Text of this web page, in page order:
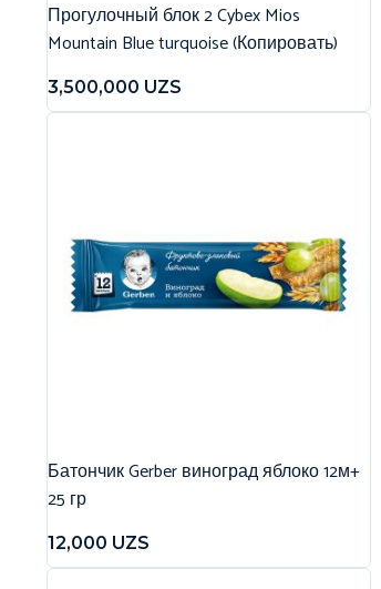
Прогулочный блок 2 Cybex Mios
Mountain Blue turquoise (Копировать)
3,500,000 UZS
Батончик Gerber виноград яблоко 12м+
25 гр
12,000 UZS